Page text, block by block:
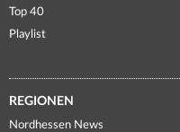
Top 40
Playlist
REGIONEN
Nordhessen News